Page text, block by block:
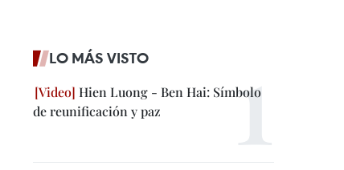
LO MÁS VISTO
Hien Luong - Ben Hai: Símbolo
de reunificación y paz